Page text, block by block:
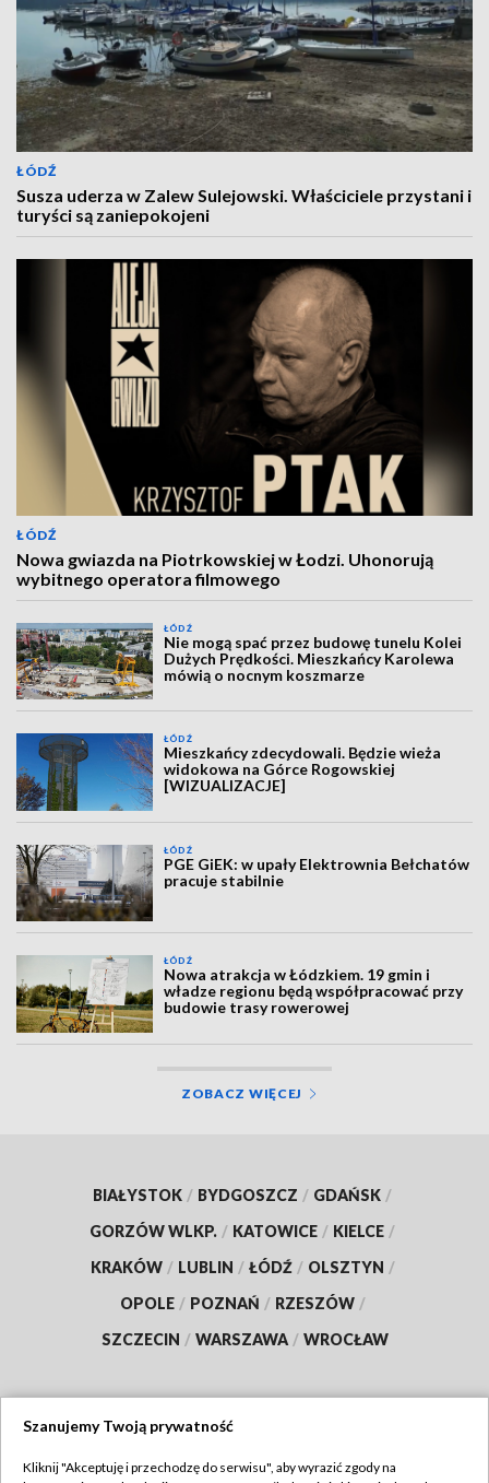
ŁÓDŹ
Susza uderza w Zalew Sulejowski. Właściciele przystani i
turyści są zaniepokojeni
ŁÓDŹ
Nowa gwiazda na Piotrkowskiej w Łodzi. Uhonorują
wybitnego operatora filmowego
ŁÓDŹ
Nie mogą spać przez budowę tunelu Kolei
Dużych Prędkości. Mieszkańcy Karolewa
mówią o nocnym koszmarze
ŁÓDŹ
Mieszkańcy zdecydowali. Będzie wieża
widokowa na Górce Rogowskiej
[WIZUALIZACJE]
ŁÓDŹ
PGE GiEK: w upały Elektrownia Bełchatów
pracuje stabilnie
ŁÓDŹ
Nowa atrakcja w Łódzkiem. 19 gmin i
władze regionu będą współpracować przy
budowie trasy rowerowej
ZOBACZ WIĘCEJ
BIAŁYSTOK / BYDGOSZCZ / GDAŃSK /
GORZÓW WLKP. / KATOWICE / KIELCE /
KRAKÓW / LUBLIN / ŁÓDŹ / OLSZTYN /
OPOLE / POZNAŃ / RZESZÓW /
SZCZECIN / WARSZAWA / WROCŁAW
Szanujemy Twoją prywatność
Kliknij "Akceptuję i przechodzę do serwisu", aby wyrazić zgody na